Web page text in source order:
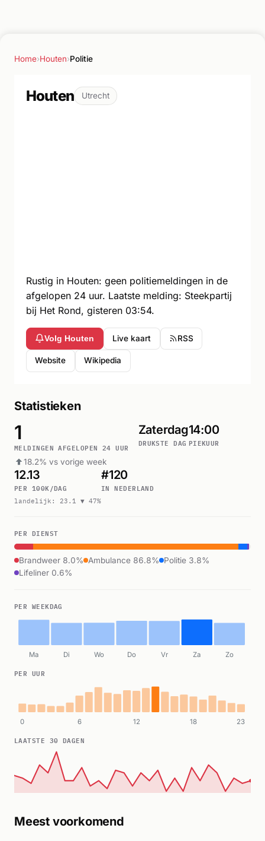
Home›Houten›Politie
Houten Utrecht
Rustig in Houten: geen politiemeldingen in de
afgelopen 24 uur. Laatste melding: Steekpartij
bij Het Rond, gisteren 03:54.
Volg Houten Live kaart RSS
Website Wikipedia
Statistieken
1
MELDINGEN AFGELOPEN 24 UUR
18.2% vs vorige week
Zaterdag
DRUKSTE DAG
14:00
PIEKUUR
12.13
PER 100K/DAG
landelijk: 23.1 ▼ 47%
#120
IN NEDERLAND
PER DIENST
Brandweer 8.0% Ambulance 86.8%
Politie 3.8%
Lifeliner 0.6%
PER WEEKDAG
Ma Di Wo Do Vr Za Zo
PER UUR
0 6 12 18 23
LAATSTE 30 DAGEN
Meest voorkomend